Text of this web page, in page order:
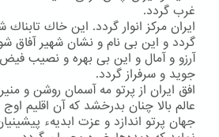
غرب گردد.
ایران مركز انوار گردد. این خاك
گردد و این بی نام و نشان شهیر آفاق
آرزو و آمال و این بی بهره و نصیب فیض
جوید و سرفراز گردد.
افق ایران از پرتو مه آسمان روشن و
عالم بالا چنان بدرخشد كه آن اقلیم
جهان پرتو اندازد و عزت ابدیهء